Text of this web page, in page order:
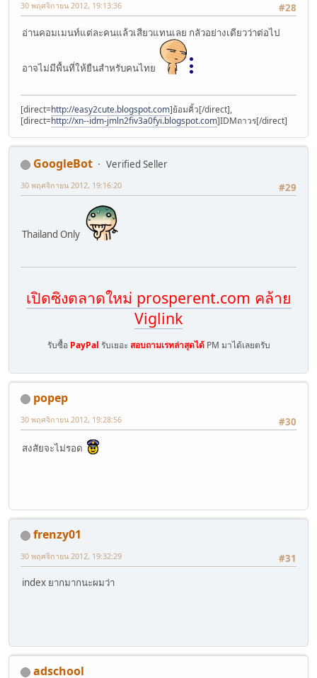
#28
30 พฤศจิกายน 2012, 19:13:36
อ่านคอมเมนท์แต่ละคนแล้วเสียวแทนเลย กลัวอย่างเดียวว่าต่อไป
อาจไม่มีพื้นที่ให้ยืนสำหรับคนไทย
[direct=http://easy2cute.blogspot.com]ย้อมคิ้ว[/direct],
[direct=http://xn--idm-jmln2fiv3a0fyi.blogspot.com]IDMถาวร[/direct]
GoogleBot
Verified Seller
#29
30 พฤศจิกายน 2012, 19:16:20
Thailand Only
เปิดซิงตลาดใหม่ prosperent.com คล้าย
Viglink
รับซื้อ PayPal รับเยอะ สอบถามเรทล่าสุดได้PM มาได้เลยตรับ
popep
#30
30 พฤศจิกายน 2012, 19:28:56
สงสัยจะไม่รอด
frenzy01
#31
30 พฤศจิกายน 2012, 19:32:29
index ยากมากนะผมว่า
adschool